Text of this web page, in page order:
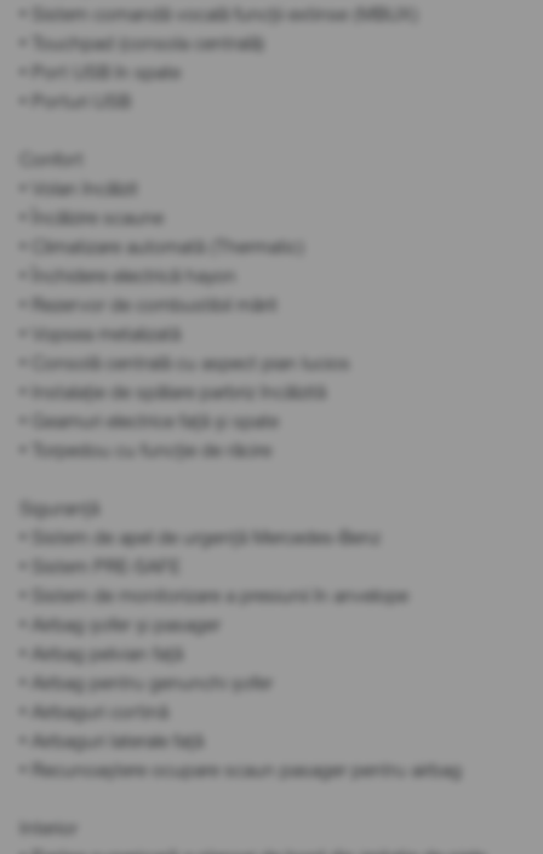
• Sistem comandă vocală funcții extinse (MBUX)
• Touchpad (consola centrală)
• Port USB în spate
• Porturi USB
Confort
• Volan încălzit
• Încălzire scaune
• Climatizare automată (Thermatic)
• Închidere electrică hayon
• Rezervor de combustibil mărit
• Vopsea metalizată
• Consolă centrală cu aspect pian lucios
• Instalație de spălare parbriz încălzită
• Geamuri electrice față și spate
• Torpedou cu funcție de răcire
Siguranță
• Sistem de apel de urgență Mercedes-Benz
• Sistem PRE-SAFE
• Sistem de monitorizare a presiunii în anvelope
• Airbag șofer și pasager
• Airbag pelvian față
• Airbag pentru genunchi șofer
• Airbaguri cortină
• Airbaguri laterale față
• Recunoaștere ocupare scaun pasager pentru airbag
Interior